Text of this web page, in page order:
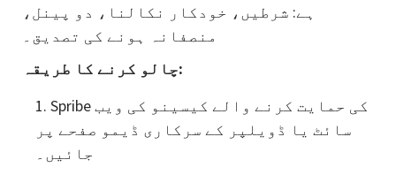
ہے: شرطیں، خودکار نکالنا، دو پینل،
منصفانہ ہونے کی تصدیق۔
چالو کرنے کا طریقہ:
Spribe کی حمایت کرنے والے کیسینو کی ویب
سائٹ یا ڈویلپر کے سرکاری ڈیمو صفحے پر
جائیں۔